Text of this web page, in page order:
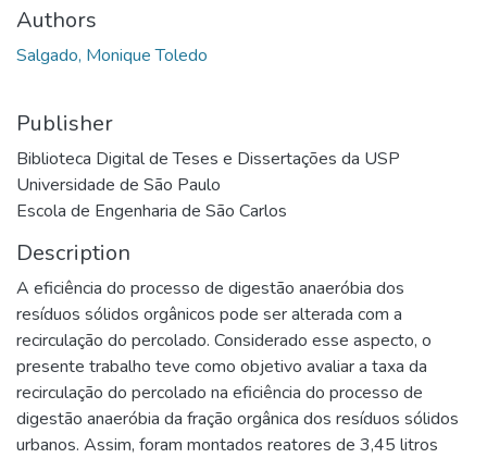
Authors
Salgado, Monique Toledo
Publisher
Biblioteca Digital de Teses e Dissertações da USP
Universidade de São Paulo
Escola de Engenharia de São Carlos
Description
A eficiência do processo de digestão anaeróbia dos
resíduos sólidos orgânicos pode ser alterada com a
recirculação do percolado. Considerado esse aspecto, o
presente trabalho teve como objetivo avaliar a taxa da
recirculação do percolado na eficiência do processo de
digestão anaeróbia da fração orgânica dos resíduos sólidos
urbanos. Assim, foram montados reatores de 3,45 litros